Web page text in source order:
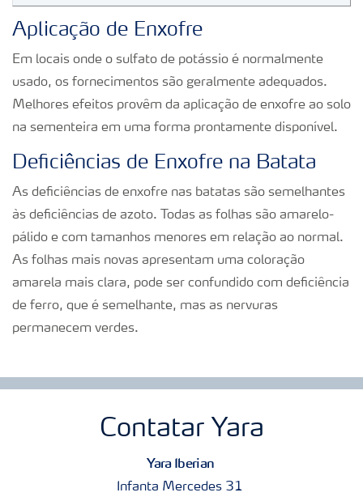
Aplicação de Enxofre
Em locais onde o sulfato de potássio é normalmente
usado, os fornecimentos são geralmente adequados.
Melhores efeitos provêm da aplicação de enxofre ao solo
na sementeira em uma forma prontamente disponível.
Deficiências de Enxofre na Batata
As deficiências de enxofre nas batatas são semelhantes
às deficiências de azoto. Todas as folhas são amarelo-
pálido e com tamanhos menores em relação ao normal.
As folhas mais novas apresentam uma coloração
amarela mais clara, pode ser confundido com deficiência
de ferro, que é semelhante, mas as nervuras
permanecem verdes.
Contatar Yara
Yara Iberian
Infanta Mercedes 31